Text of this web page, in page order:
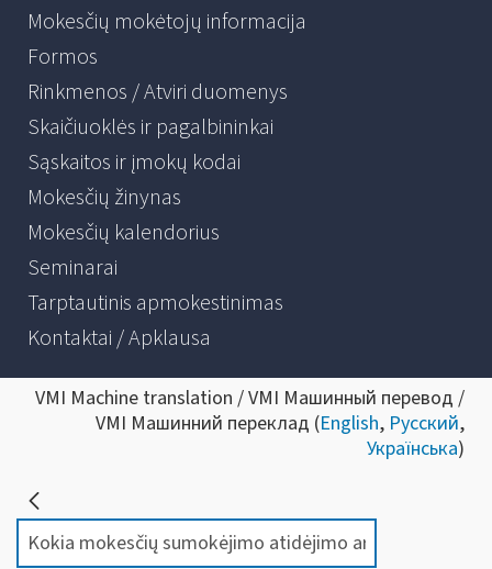
Mokesčių mokėtojų informacija
Formos
Rinkmenos / Atviri duomenys
Skaičiuoklės ir pagalbininkai
Sąskaitos ir įmokų kodai
Mokesčių žinynas
Mokesčių kalendorius
Seminarai
Tarptautinis apmokestinimas
Kontaktai / Apklausa
VMI Machine translation / VMI Машинный перевод /
VMI Машинний переклад (English, Русский,
Українська)